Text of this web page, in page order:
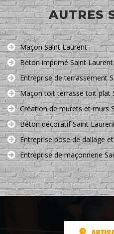
AUTRES
Maçon Saint Laurent
Béton imprimé Saint Laurent
Entreprise de terrassement
Maçon toit terrasse toit plat
Création de murets et murs
Béton décoratif Saint
Entreprise pose de dallage
Entreprise de maçonnerie